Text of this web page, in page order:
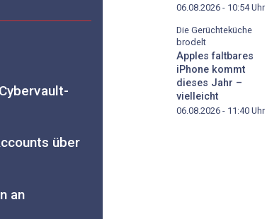
über
an
06.08.2026 - 10:54Uhr
Die Gerüchteküche
brodelt
Apples faltbares
iPhone kommt
dieses Jahr –
vielleicht
06.08.2026 - 11:40 Uhr